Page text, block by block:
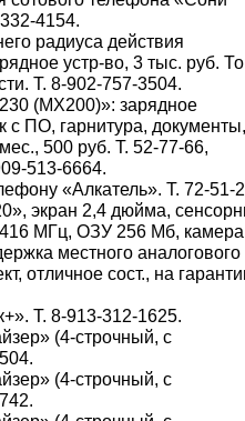
4154.
радиуса действия
устр-во, 3 тыс. руб.
Т. 8-902-757-3504.
(MX200)»: зарядное
с ПО, гарнитура,
500 руб. Т. 52-77-66,
513-6664.
«Алкатель». Т. 72-51-
экран 2,4 дюйма,
МГц, ОЗУ 256 Мб,
местного аналогового
отличное сост., на
Т. 8-913-312-1625.
(4-строчный, с
(4-строчный, с